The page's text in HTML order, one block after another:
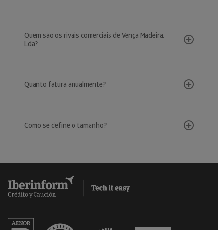
Quem são os rivais comerciais de Vença Madeira,
Lda?
Quanto fatura anualmente?
Como se define o tamanho?